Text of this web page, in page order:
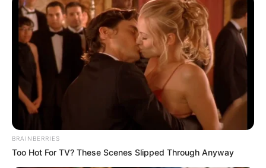
Mit mondott Majoros Péter, alias Majka?
„Egy ilyen kulturális rendezvényen kell, hogy az
emberek edukációs céllal tanuljanak valamit. Ez a
BRAINBERRIES
Too Hot For TV? These Scenes Slipped Through Anyway